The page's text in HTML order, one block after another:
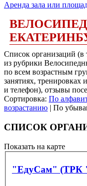
Аренда зала или
Список организаций
из рубрики
по всем возрастным
занятиях, тренировках
и телефон), отзывы
Сортировка: По
возрастанию | По
СПИСОК
Показать на карте
"ЕдуСам" (ТРК